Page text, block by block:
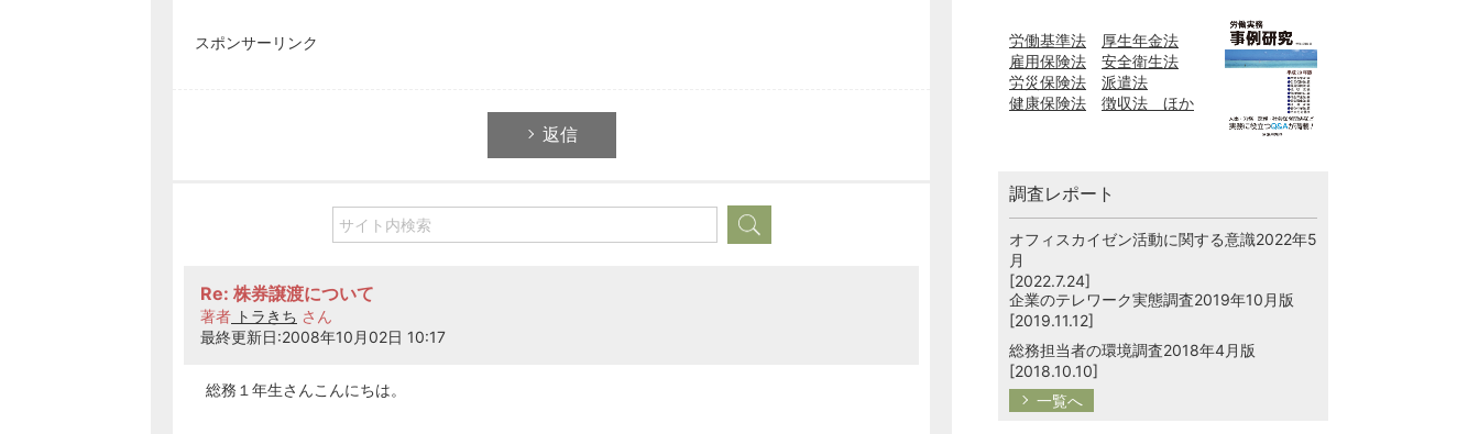
スポンサーリンク
返信
Re: 株券譲渡について
著者 トラきち さん
最終更新日:2008年10月02日 10:17
総務１年生さんこんにちは。
労働基準法
厚生年金法
雇用保険法
安全衛生法
労災保険法
派遣法
健康保険法
徴収法 ほか
調査レポート
オフィスカイゼン活動に関する意識2022年5
月
[2022.7.24]
企業のテレワーク実態調査2019年10月版
[2019.11.12]
総務担当者の環境調査2018年4月版
[2018.10.10]
一覧へ